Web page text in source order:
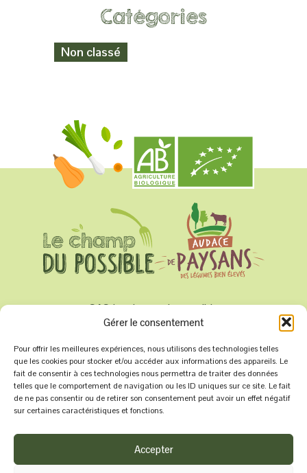
Gérer le consentement
Pour offrir les meilleures expériences, nous utilisons des technologies telles
que les cookies pour stocker et/ou accéder aux informations des appareils. Le
fait de consentir à ces technologies nous permettra de traiter des données
telles que le comportement de navigation ou les ID uniques sur ce site. Le fait
de ne pas consentir ou de retirer son consentement peut avoir un effet négatif
sur certaines caractéristiques et fonctions.
Accepter
Catégories
Non classé
SAS Le champ du possible
Sèvremont
07 71 02 87 47
contact@champ-du-possible.fr
Rejoignez-nous